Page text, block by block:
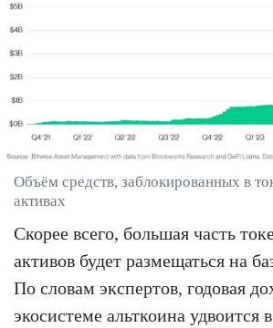
Объём средств, заблокированных в
активах
Скорее всего, большая часть
активов будет размещаться на
По словам экспертов, годовая
экосистеме альткоина